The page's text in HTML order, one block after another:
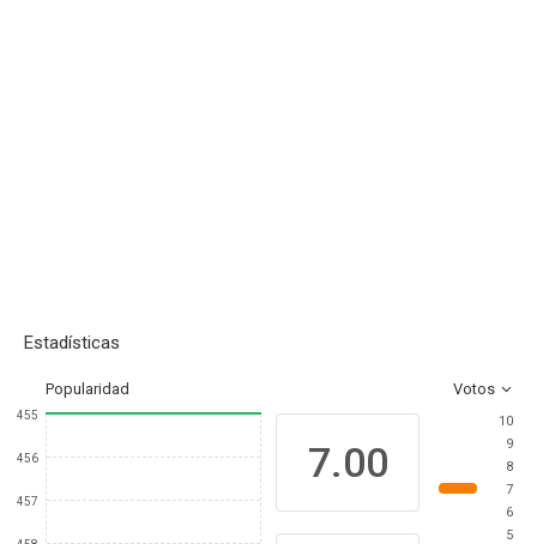
Estadísticas
Popularidad Votos
455
456
457
7.00
10
9
8
7
6
5